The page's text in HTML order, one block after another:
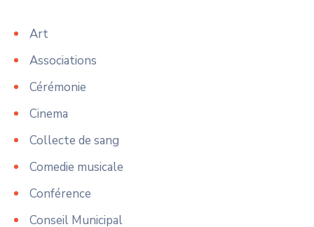
Art
Associations
Cérémonie
Cinema
Collecte de sang
Comedie musicale
Conférence
Conseil Municipal